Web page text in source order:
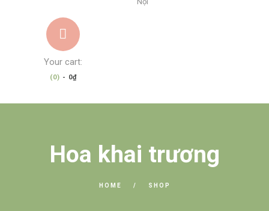
Your cart:
(0) - 0₫
Hoa khai trương
HOME SHOP